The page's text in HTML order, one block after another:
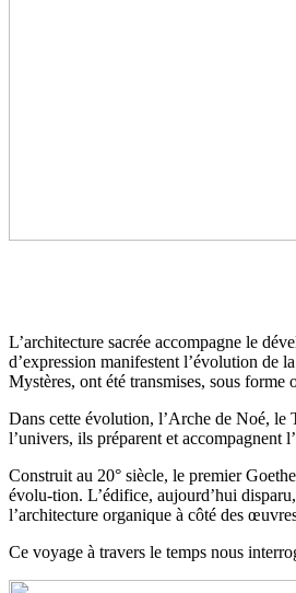
L’architecture sacrée accompagne le
d’expression manifestent l’évolution de
Mystères, ont été transmises, sous
Dans cette évolution, l’Arche de Noé, le
l’univers, ils préparent et accompagnent
Construit au 20° siècle, le premier
évolu-tion. L’édifice, aujourd’hui
l’architecture organique à côté des
Ce voyage à travers le temps nous